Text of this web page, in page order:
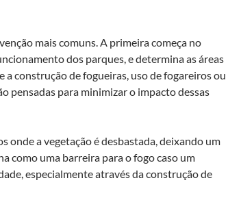
mais comuns. A primeira começa no
dos parques, e determina as áreas
a construção de fogueiras, uso de fogareiros ou
pensadas para minimizar o impacto dessas
onde a vegetação é desbastada, deixando um
como uma barreira para o fogo caso um
especialmente através da construção de